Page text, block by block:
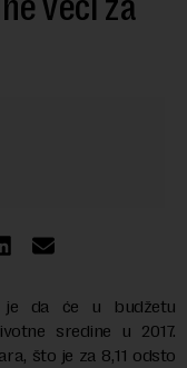
je da će u budžetu
sredine u 2017.
što je za 8,11 odsto